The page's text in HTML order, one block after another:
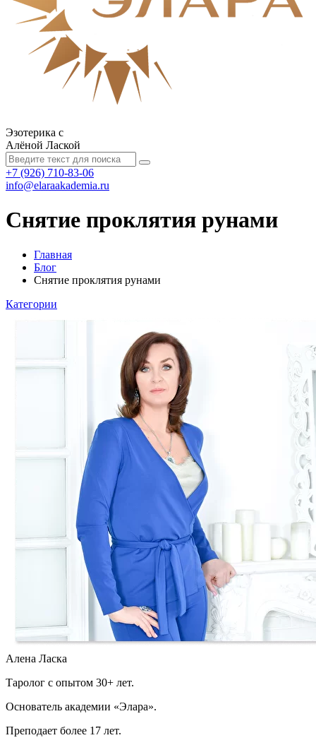
Эзотерика с
Алёной Лаской
+7 (926) 710-83-06
info@elaraakademia.ru
Снятие проклятия рунами
Главная
Блог
Снятие проклятия рунами
Категории
Алена Ласка
Таролог с опытом 30+ лет.
Основатель академии «Элара».
Преподает более 17 лет.